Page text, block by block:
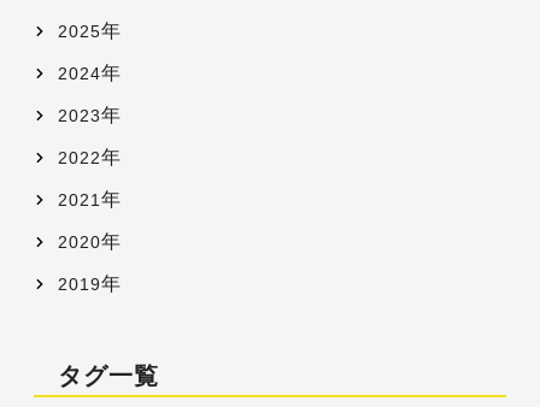
2025年
2024年
2023年
2022年
2021 年
2020年
2019年
タグ一覧